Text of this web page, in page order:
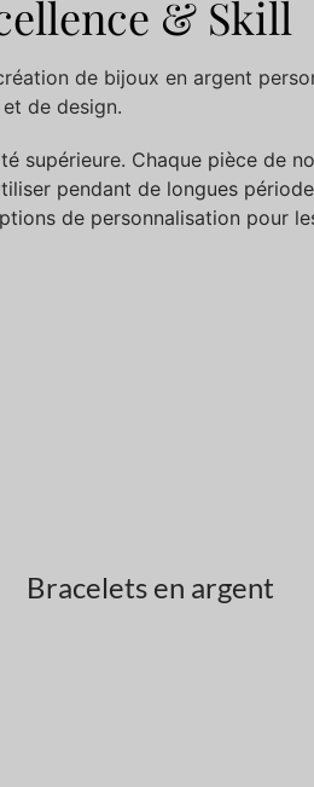
& Skill
de bijoux en argent
de design.
supérieure. Chaque pièce de
pendant de longues
de personnalisation pour
Bracelets en argent